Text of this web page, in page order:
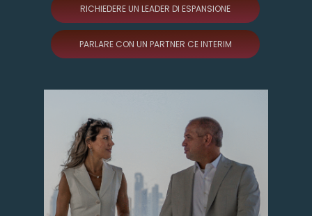
RICHIEDERE UN LEADER DI ESPANSIONE
PARLARE CON UN PARTNER CE INTERIM